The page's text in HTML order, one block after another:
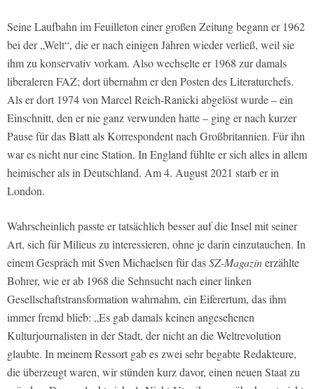
Seine Laufbahn im Feuilleton einer großen Zeitung begann er 1962
bei der „Welt“, die er nach einigen Jahren wieder verließ, weil sie
ihm zu konservativ vorkam. Also wechselte er 1968 zur damals
liberaleren FAZ; dort übernahm er den Posten des Literaturchefs.
Als er dort 1974 von Marcel Reich-Ranicki abgelöst wurde – ein
Einschnitt, den er nie ganz verwunden hatte – ging er nach kurzer
Pause für das Blatt als Korrespondent nach Großbritannien. Für ihn
war es nicht nur eine Station. In England fühlte er sich alles in allem
heimischer als in Deutschland. Am 4. August 2021 starb er in
London.
Wahrscheinlich passte er tatsächlich besser auf die Insel mit seiner
Art, sich für Milieus zu interessieren, ohne je darin einzutauchen. In
einem Gespräch mit Sven Michaelsen für dasSZ-Magazinerzählte
Bohrer, wie er ab 1968 die Sehnsucht nach einer linken
Gesellschaftstransformation wahrnahm, ein Eiferertum, das ihm
immer fremd blieb: „Es gab damals keinen angesehenen
Kulturjournalisten in der Stadt, der nicht an die Weltrevolution
glaubte. In meinem Ressort gab es zwei sehr begabte Redakteure,
die überzeugt waren, wir stünden kurz davor, einen neuen Staat zu